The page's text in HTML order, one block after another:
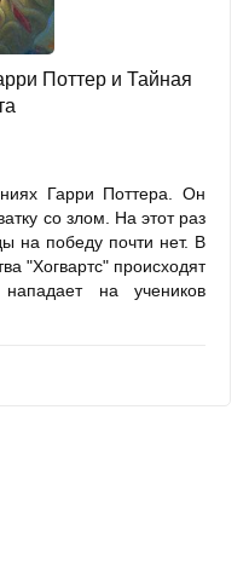
Поттер и Тайная
Гарри Поттера. Он
со злом. На этот раз
на победу почти нет. В
"Хогвартс" происходят
на учеников